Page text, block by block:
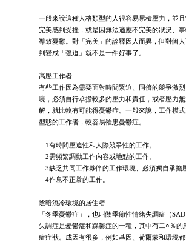
一般來說這種人格類型的人很容易累積壓力，並
完美感到受挫，或是因無法適應不完美的狀況、事
導致憂鬱。對「完美」的詮釋因人而異，但對個
到變成「強迫」就不是一件好事了。
高壓工作者
有些工作因為需要面對時間緊迫、同儕的競爭激
境，必須自行承擔較多的壓力和責任，或者壓力
解，就比較有可能得憂鬱症。一般來說，工作模
型態的工作者，較容易罹患憂鬱症。
1有時間壓迫性和人際競爭性的工作。
2需頻繁調動工作內容或地點的工作。
3缺乏共同工作夥伴的工作環境、必須獨自承擔
4作息不正常的工作。
陰暗濕冷環境的居住者
「冬季憂鬱症」，也叫做季節性情緒失調症（
失調症是憂鬱症和躁鬱症的一種，其中有二○％的
症症狀。成因有很多，例如基因、荷爾蒙和環境